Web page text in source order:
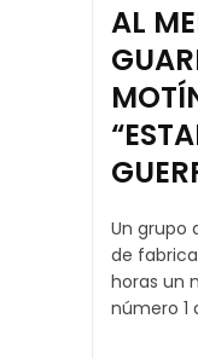
AL
Un grupo
de
horas un
número 1